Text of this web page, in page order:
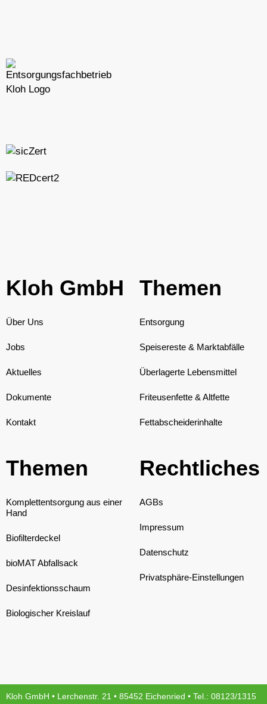
Kloh GmbH
Über Uns
Jobs
Aktuelles
Dokumente
Kontakt
Themen
Entsorgung
Speisereste & Marktabfälle
Überlagerte Lebensmittel
Friteusenfette & Altfette
Fettabscheiderinhalte
Themen
Komplettentsorgung aus einer
Hand
Biofilterdeckel
bioMAT Abfallsack
Desinfektionsschaum
Biologischer Kreislauf
Rechtliches
AGBs
Impressum
Datenschutz
Privatsphäre-Einstellungen
Kloh GmbH • Lerchenstr. 21 • 85452 Eichenried • Tel.: 08123/1315